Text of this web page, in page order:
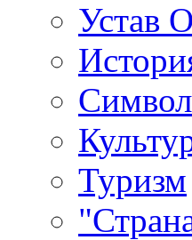
Устав
Туризм